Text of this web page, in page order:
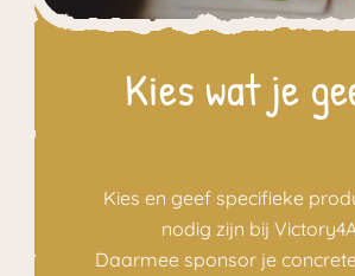
Kies wat je
Kies en geef specifieke
nodig zijn bij
Daarmee sponsor je